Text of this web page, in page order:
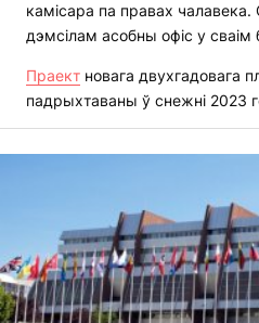
камісара па правах
дэмсілам асобны офіс у
Праект новага двухгадовага
падрыхтаваны ў снежні 2023